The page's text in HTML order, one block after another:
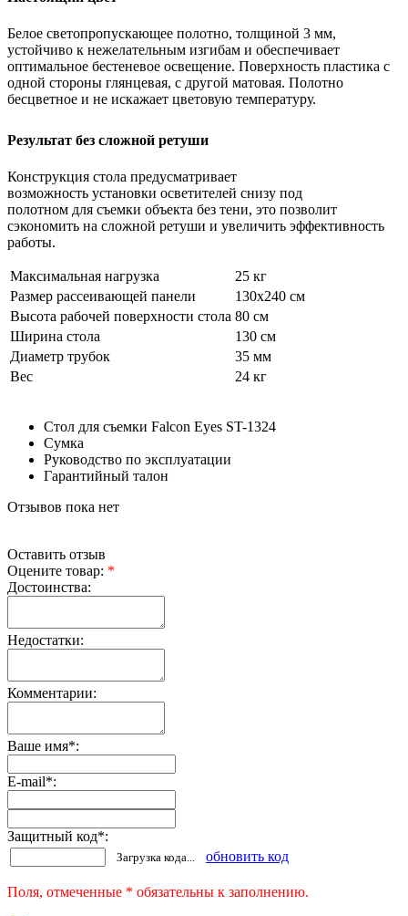
Белое светопропускающее полотно, толщиной 3 мм,
устойчиво к нежелательным изгибам и обеспечивает
оптимальное бестеневое освещение. Поверхность пластика с
одной стороны глянцевая, с другой матовая. Полотно
бесцветное и не искажает цветовую температуру.
Результат без сложной ретуши
Конструкция стола предусматривает
возможность установки осветителей снизу под
полотном для съемки объекта без тени, это позволит
сэкономить на сложной ретуши и увеличить эффективность
работы.
Максимальная нагрузка
25 кг
Размер рассеивающей панели
130х240 см
Высота рабочей поверхности стола 80 см
Ширина стола
130 см
Диаметр трубок
35 мм
Вес
24 кг
Стол для съемки Falcon Eyes ST-1324
Сумка
Руководство по эксплуатации
Гарантийный талон
Отзывов пока нет
Оставить отзыв
Оцените товар: *
Достоинства:
Недостатки:
Комментарии:
Ваше имя*:
E-mail*:
Защитный код*:
Загрузка кода... обновить код
Поля, отмеченные * обязательны к заполнению.